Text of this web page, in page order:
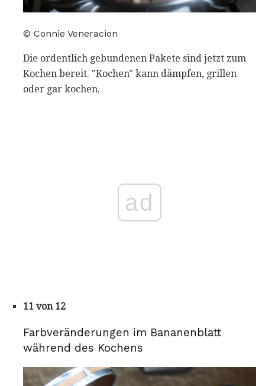
© Connie Veneracion
Die ordentlich gebundenen Pakete sind jetzt zum
Kochen bereit. "Kochen" kann dämpfen, grillen
oder gar kochen.
ad
11 von 12
Farbveränderungen im Bananenblatt
während des Kochens